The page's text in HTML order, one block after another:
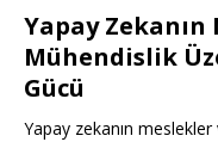
Yapay
Mühendislik
Gücü
Yapay zekanın